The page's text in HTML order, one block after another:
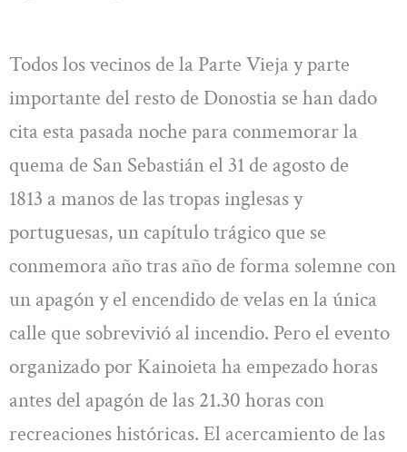
Todos los vecinos de la Parte Vieja y parte
importante del resto de Donostia se han dado
cita esta pasada noche para conmemorar la
quema de San Sebastián el 31 de agosto de
1813 a manos de las tropas inglesas y
portuguesas, un capítulo trágico que se
conmemora año tras año de forma solemne con
un apagón y el encendido de velas en la única
calle que sobrevivió al incendio. Pero el evento
organizado por Kainoieta ha empezado horas
antes del apagón de las 21.30 horas con
recreaciones históricas. El acercamiento de las